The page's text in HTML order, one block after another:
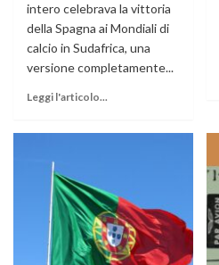
intero celebrava la vittoria
della Spagna ai Mondiali di
calcio in Sudafrica, una
versione completamente...
Leggi l'articolo...